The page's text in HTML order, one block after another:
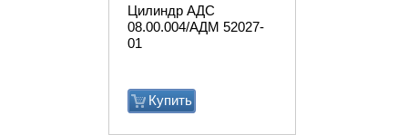
Цилиндр АДС
08.00.004/АДМ 52027-
01
Купить